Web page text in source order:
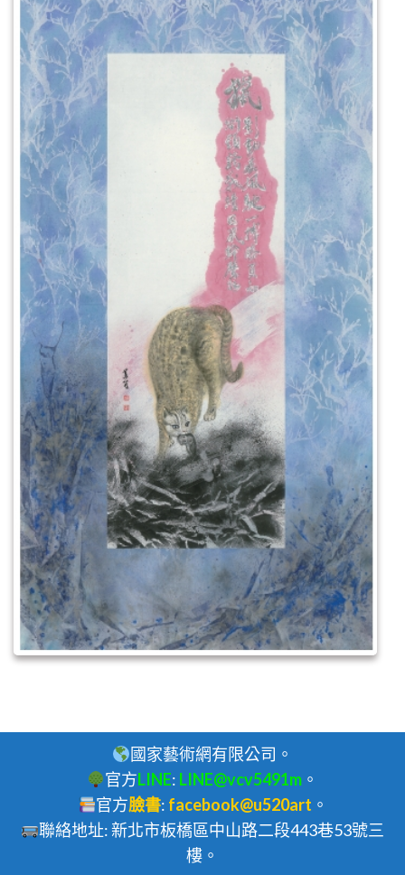
國家藝術網有限公司。
官方LINE: LINE@vcv5491m 。
官方臉書: facebook@u520art 。
聯絡地址: 新北市板橋區中山路二段443巷53號三
樓。